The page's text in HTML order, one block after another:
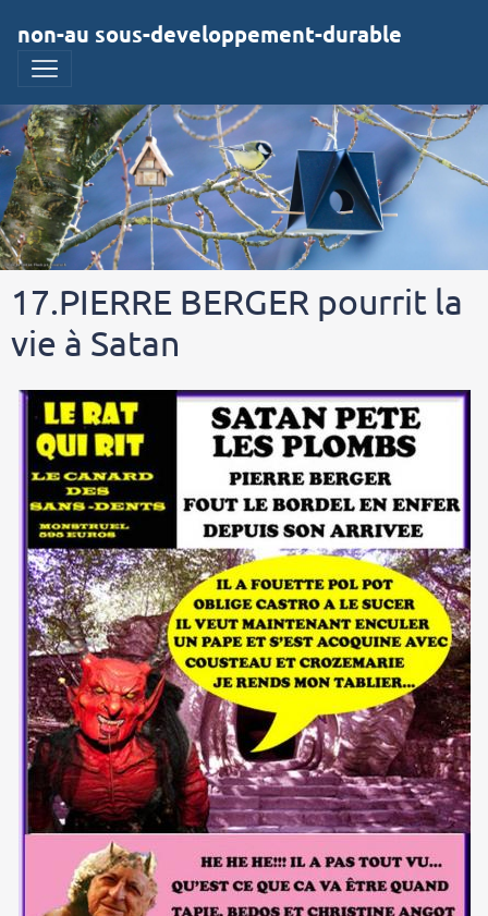
non-au sous-developpement-durable
17.PIERRE BERGER pourrit la
vie à Satan